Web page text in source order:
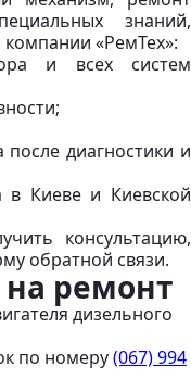
знаний,
«РемТех»:
и всех систем
диагностики и
в Киеве и Киевской
консультацию,
обратной связи.
на ремонт
дизельного
по номеру(067) 994